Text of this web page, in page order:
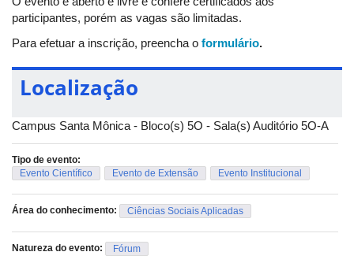
participantes, porém as vagas são limitadas.
Para efetuar a inscrição, preencha o formulário.
Localização
Campus Santa Mônica - Bloco(s) 5O - Sala(s) Auditório 5O-A
Tipo de evento:
Evento Científico
Evento de Extensão Evento Institucional
Área do conhecimento: Ciências Sociais Aplicadas
Natureza do evento: Fórum